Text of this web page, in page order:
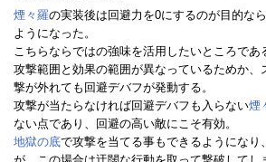
煙々羅の実装後は回避力を0にするのが目的な
ようになった。
こちらならではの強味を活用したいところであ
攻撃範囲と効果の範囲が異なっているためか、
撃が外れても回避デバフが発動する。
攻撃が当たらなければ回避デバフも入らない煙
ない点であり、回避の高い敵にこそ有効。
地獄の底で攻撃を当てる事もできるようになり